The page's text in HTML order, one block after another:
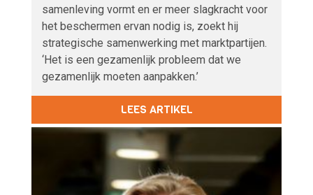
samenleving vormt en er meer slagkracht voor
het beschermen ervan nodig is, zoekt hij
strategische samenwerking met marktpartijen.
‘Het is een gezamenlijk probleem dat we
gezamenlijk moeten aanpakken.’
LEES ARTIKEL